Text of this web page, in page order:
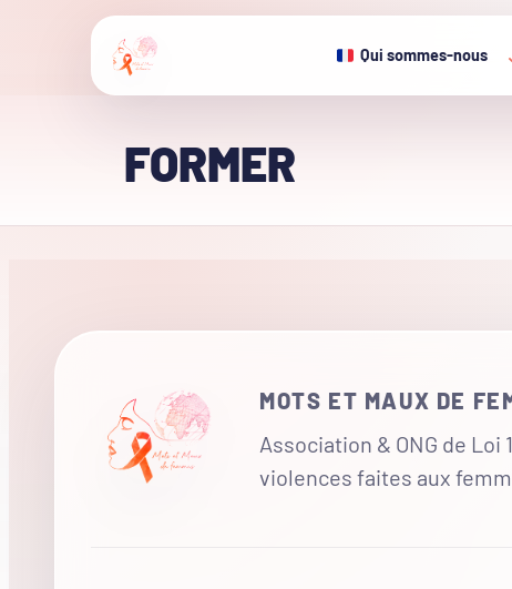
Qui sommes-nous
FORMER
MOTS ET MAUX DE
Association & ONG de
violences faites aux